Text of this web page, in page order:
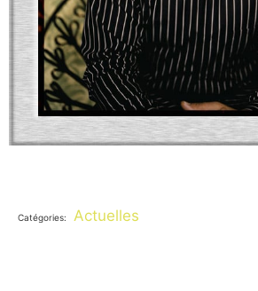
Catégories: Actuelles